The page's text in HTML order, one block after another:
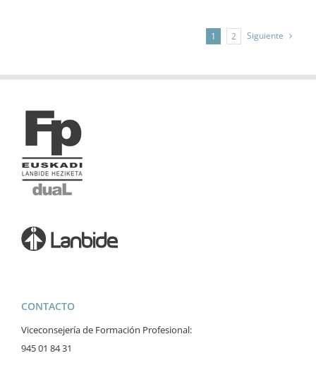
1 2 Siguiente
CONTACTO
Viceconsejería de Formación Profesional:
945 01 84 31